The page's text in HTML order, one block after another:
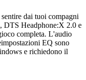
dai tuoi compagni
​​DTS Headphone:X 2.0 e
completa. L'audio
EQ sono
e richiedono il